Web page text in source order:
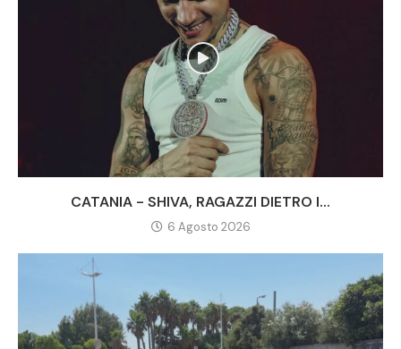
CATANIA - SHIVA, RAGAZZI DIETRO I...
6 Agosto 2026